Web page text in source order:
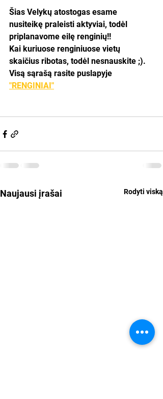
Šias Velykų atostogas esame
nusiteikę praleisti aktyviai, todėl
priplanavome eilę renginių!!
Kai kuriuose renginiuose vietų
skaičius ribotas, todėl nesnauskite ;).
Visą sąrašą rasite puslapyje
"RENGINIAI"
Naujausi įrašai Rodyti viską